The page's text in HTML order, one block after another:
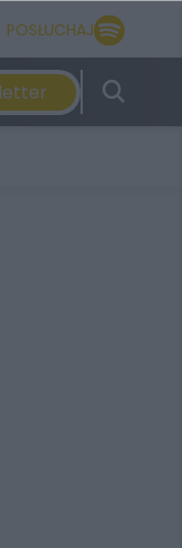
POSŁUCHAJ